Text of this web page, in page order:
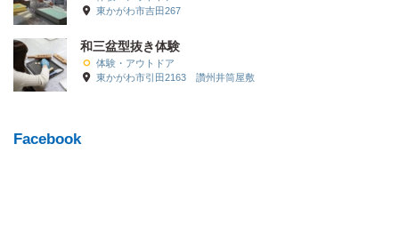
東かがわ市吉田267
和三盆型抜き体験
体験・アウトドア
東かがわ市引田2163 讚州井筒屋敷
Facebook